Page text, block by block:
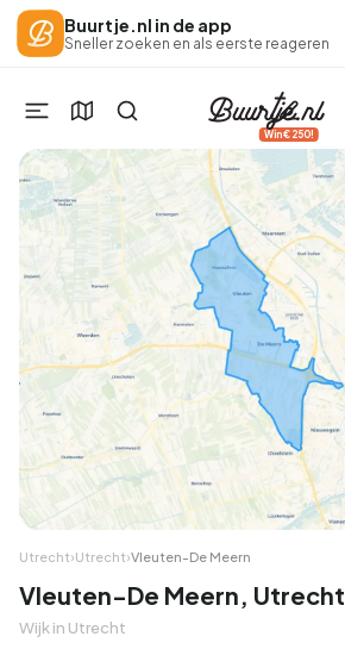
Buurtje.nl in de app
Sneller zoeken en als eerste reageren
Win €250!
Utrecht›Utrecht›Vleuten-De Meern
Vleuten-De Meern, Utrecht
Wijk in Utrecht